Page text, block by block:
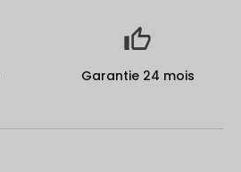
Garantie 24 mois